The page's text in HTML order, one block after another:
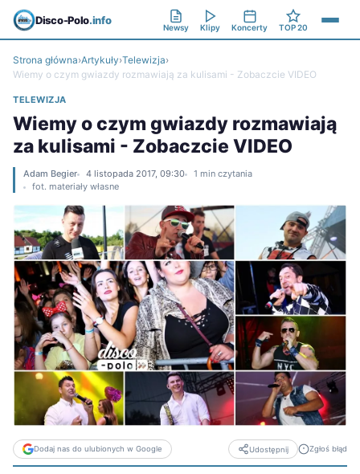
Disco-Polo.info
Newsy Klipy Koncerty TOP 20
Strona główna›Artykuły›Telewizja›
Wiemy o czym gwiazdy rozmawiają za kulisami - Zobaczcie VIDEO
TELEWIZJA
Wiemy o czym gwiazdy rozmawiają
za kulisami - Zobaczcie VIDEO
Adam Begier 4 listopada 2017, 09:30
1 min czytania
fot. materiały własne
Dodaj nas do ulubionych w Google Udostępnij Zgłoś błąd